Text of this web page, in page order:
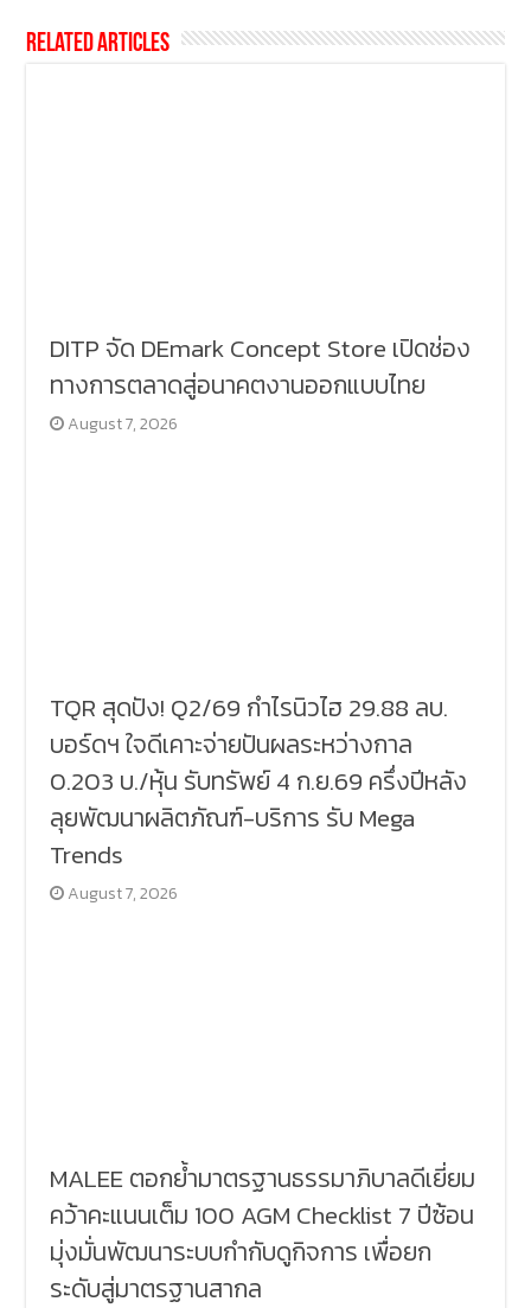
Related Articles
DITP จัด DEmark Concept Store เปิดช่อง
ทางการตลาดสู่อนาคตงานออกแบบไทย
August 7, 2026
TQR สุดปัง! Q2/69 กำไรนิวไฮ 29.88 ลบ.
บอร์ดฯ ใจดีเคาะจ่ายปันผลระหว่างกาล
0.203 บ./หุ้น รับทรัพย์ 4 ก.ย.69 ครึ่งปีหลัง
ลุยพัฒนาผลิตภัณฑ์-บริการ รับ Mega
Trends
August 7, 2026
MALEE ตอกย้ำมาตรฐานธรรมาภิบาลดีเยี่ยม
คว้าคะแนนเต็ม 100 AGM Checklist 7 ปีซ้อน
มุ่งมั่นพัฒนาระบบกำกับดูกิจการ เพื่อยก
ระดับสู่มาตรฐานสากล